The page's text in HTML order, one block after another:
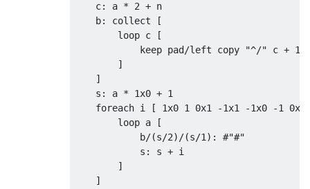
c: a * 2 + n
b: collect [
loop c [
keep pad/left copy "^/" c + 1
        ]
    ]
s: a * 1x0 + 1
foreach i [ 1x0 1 0x1 -1x1 -1x0 -1
loop a [
b/(s/2)/(s/1): #"#"
s: s + i
        ]
    ]